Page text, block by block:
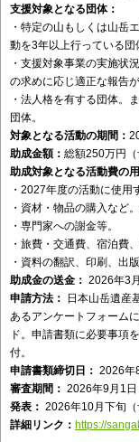
支援対象となる団体：
・特定の山もしくは山岳
動を3年以上行っている団
・支援対象事業の実施状
の求めに応じ適正な報告が
・法人格を有する団体。
団体。
対象となる活動の期間：
助成金額： 総額250万円（
助成対象となる活動費の
・2027年度の活動に使用
・資材・物品の購入など
・専門家への謝金等。
・旅費・交通費、宿泊費
・資料の翻訳、印刷、出
助成金の送金： 2026年3
申請方法：
日本山岳遺産
あるアンケートフォーム
ド。申請書類に必要事項
付。
申請書類締切日： 2026年
審査期間： 2026年9月1日
発表： 2026年10月下旬（
詳細リンク： https://